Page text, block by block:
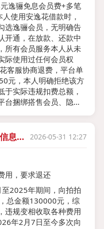
逸骊免息会员费+多笔
选逸骊会员，无明确告
开通，在放款、还款中
所有会员服务本人从未
际使用过任何会员权
客服协商退费，平台单
元，本人明确拒绝该方
于实际违规扣费总额，
台捆绑搭售会员、隐性
、9.9元违规会员费；
会员自动续费、代扣权
任何附加服务费；
绑会员的违规设置。
息服
2026-05-31 12:27
用，要求退还
2025年期间，向拍拍
总金额130000元，综
违规变相收取各种费用
年2月7日至今多次向